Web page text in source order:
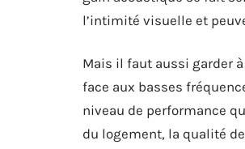
l’intimité visuelle et
Mais il faut aussi garder
face aux basses
niveau de performance
du logement, la qualité